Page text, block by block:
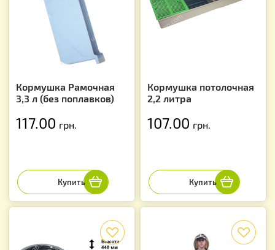
Кормушка Рамочная
3,3 л (без поплавков)
117.00 грн.
Кормушка потолочная
2,2 литра
107.00 грн.